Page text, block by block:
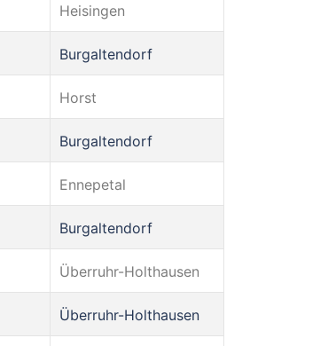
Heisingen
Burgaltendorf
Horst
Burgaltendorf
Ennepetal
Burgaltendorf
Überruhr-Holthausen
Überruhr-Holthausen